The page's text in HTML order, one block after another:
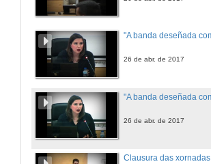
26 de abr. de 2017
26 de abr. de 2017
Clausura das xornadas